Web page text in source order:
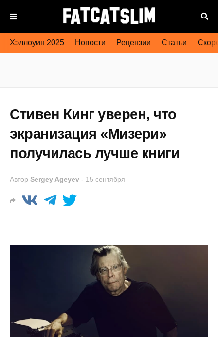
Хэллоуин 2025 Новости Рецензии Статьи
Стивен Кинг уверен, что
экранизация «Мизери»
получилась лучше книги
Автор Sergey Ageyev - 15 сентября